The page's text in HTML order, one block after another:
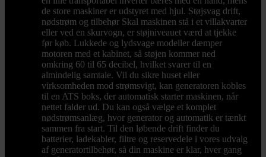
de store maskiner er udstyret med hjul. Støjsvag drift,
nødstrøm og tilbehør Skal maskinen stå i et villakvarter
eller ved en skurvogn, er støjniveauet værd at tjekke
før køb. Lukkede og lydsvage modeller dæmper
motoren med et kabinet, så støjen kommer ned
omkring 60 til 65 decibel, hvilket svarer til en
almindelig samtale. Vil du sikre huset eller
virksomheden mod strømsvigt, kan generatoren kobles
til en ATS boks, der automatisk starter maskinen, når
nettet falder ud. Du kan også vælge et komplet
nødstrømsanlæg, hvor generator og automatik er tænkt
sammen fra start. Til den løbende drift finder du
batterier, ladekabler, filtre og reservedele i vores udvalg
af generatortilbehør, så din maskine er klar, hver gang